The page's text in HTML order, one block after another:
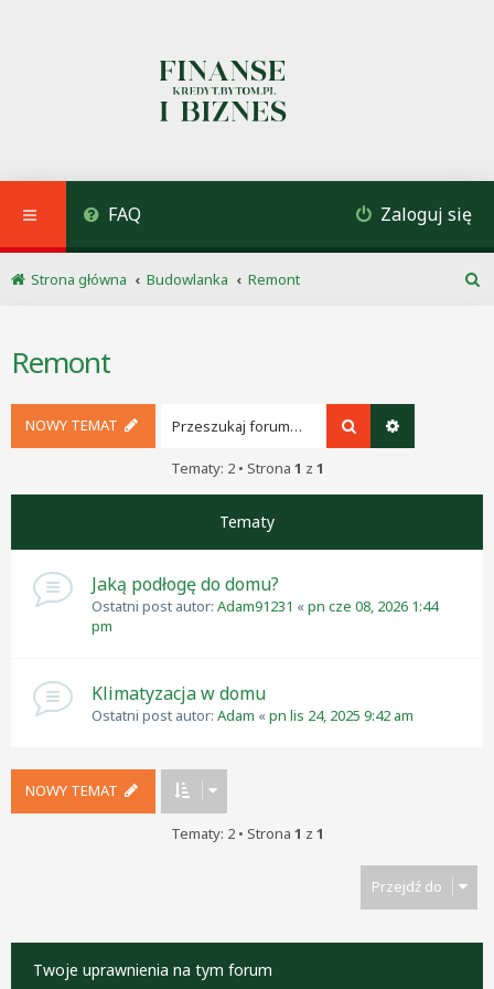
FAQ Zaloguj się
Strona główna Budowlanka
Remont
Remont
NOWY TEMAT Szukaj
Tematy: 2 • Strona 1 z 1
Tematy
Jaką podłogę do domu?
Ostatni post autor: Adam91231 «pn cze 08, 2026 1:44
pm
Klimatyzacja w domu
Ostatni post autor: Adam «pn lis 24, 2025 9:42 am
NOWY TEMAT
Tematy: 2 • Strona 1 z 1
Przejdź do
Twoje uprawnienia na tym forum